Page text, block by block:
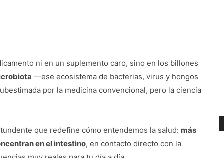
ni en un suplemento caro, sino en los billones
—ese ecosistema de bacterias, virus y hongos
por la medicina convencional, pero la ciencia
que redefine cómo entendemos la salud: más
en el intestino, en contacto directo con la